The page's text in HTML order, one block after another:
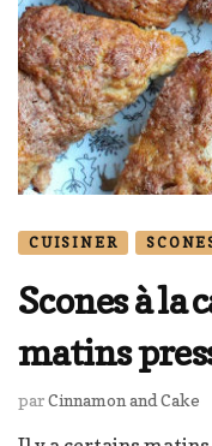
CUISINER
Scones à la
matins
parCinnamon and Cake